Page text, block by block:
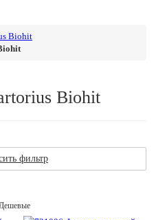
Biohit
Biohit
фильтр